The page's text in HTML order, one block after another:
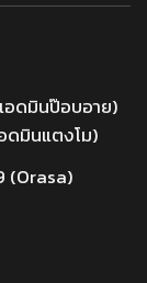
ดมินป๊อบอาย)
ดมินแตงโม)
(Orasa)